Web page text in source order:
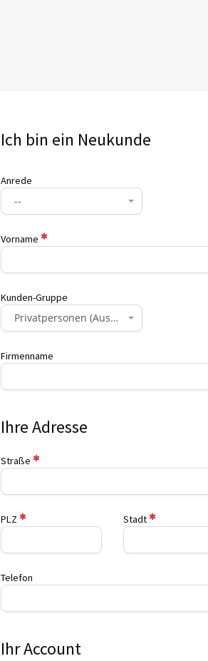
Ich bin ein Neukunde
Anrede
--
Vorname
Kunden-Gruppe
Privatpersonen (Auswärtig)
Firmenname
Ihre Adresse
Straße
PLZ Stadt
Telefon
Ihr Account